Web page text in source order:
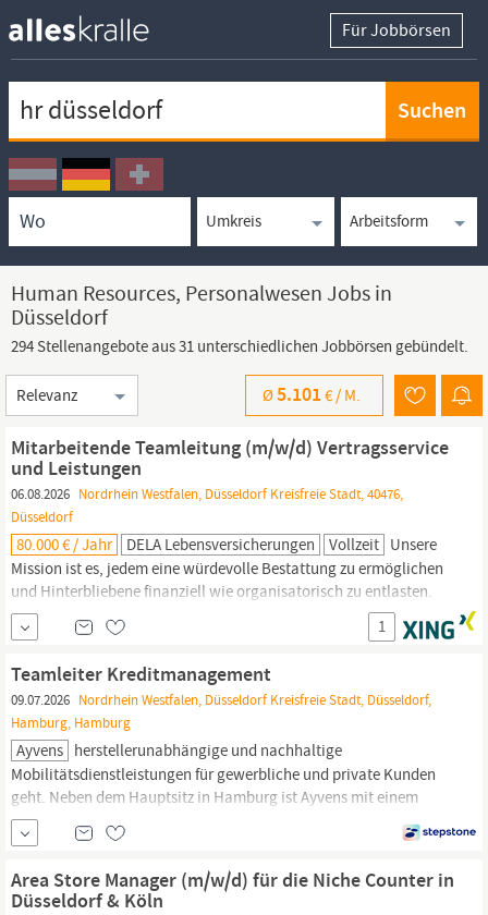
Für Jobbörsen
Ortssuche
Umkreissuche
Arbeitsform
Human Resources, Personalwesen Jobs in
Düsseldorf
294 Stellenangebote aus 31 unterschiedlichen Jobbörsen gebündelt.
Sortierung
Ø5.101€ / M.
Mitarbeitende Teamleitung (m/w/d) Vertragsservice
und Leistungen
06.08.2026 Nordrhein Westfalen, Düsseldorf Kreisfreie Stadt, 40476,
Düsseldorf
80.000 € / Jahr DELA Lebensversicherungen Vollzeit Unsere
Mission ist es, jedem eine würdevolle Bestattung zu ermöglichen
und Hinterbliebene finanziell wie organisatorisch zu entlasten.
Dabei leben wir unsere Werte, MUT: Miteinander,
Unternehmerisch und Transparent. Zur Verstärkung unseres
Vertragsservice und Leistungen Festanstellung, Vollzeit ·
DüsseldorfSO UNTERSTÜTZT DU UNS:
1
Teamleiter Kreditmanagement
09.07.2026 Nordrhein Westfalen, Düsseldorf Kreisfreie Stadt, Düsseldorf,
Hamburg, Hamburg
Ayvens herstellerunabhängige und nachhaltige
Mobilitätsdienstleistungen für gewerbliche und private Kunden
geht. Neben dem Hauptsitz in Hamburg ist Ayvens mit einem
Verwaltungssitz in
und an regionalen Vertriebs- und
Gebrauchtwagenstandorten vertreten. Das Unternehmen
verwaltet in Deutschland über 320.000 gewerblich genutzte
Fahrzeuge und...
Area Store Manager (m/w/d) für die Niche Counter in
Düsseldorf & Köln